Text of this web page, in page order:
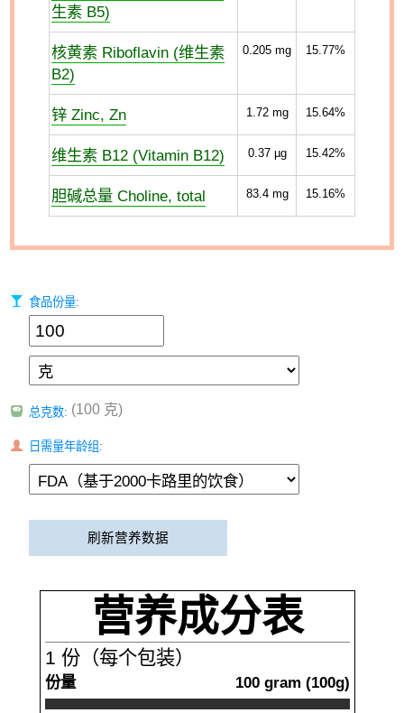
生素 B5)
核黄素 Riboflavin (维生素
B2)
0.205 mg 15.77%
锌 Zinc, Zn 1.72mg 15.64%
维生素 B12 (Vitamin B12) 0.37µg 15.42%
胆碱总量 Choline, total 83.4mg 15.16%
食品份量:
总克数: (100 克)
日需量年龄组:
刷新营养数据
营养成分表
1 份（每个包装）
份量 100 gram (100g)